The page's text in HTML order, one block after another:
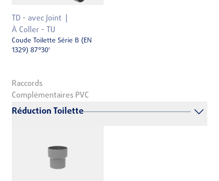
TD - avec Joint
À Coller - TU
Coude Toilette Série B (EN
1329) 87°30'
Raccords
Complémentaires PVC
Réduction Toilette